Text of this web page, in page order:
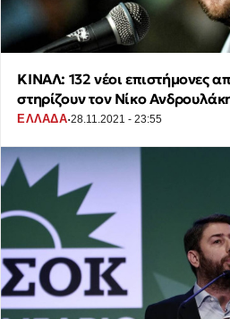
ΚΙΝΑΛ: 132 νέοι επιστήμονες
στηρίζουν τον Νίκο
ΕΛΛΑΔΑ·28.11.2021 - 23:55